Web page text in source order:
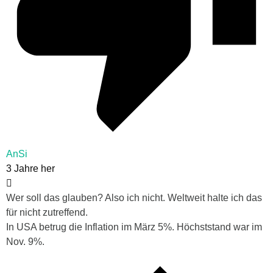
AnSi
3 Jahre her
Wer soll das glauben? Also ich nicht. Weltweit halte ich das
für nicht zutreffend.
In USA betrug die Inflation im März 5%. Höchststand war im
Nov. 9%.